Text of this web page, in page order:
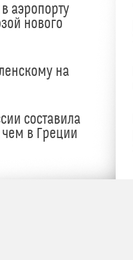
аэропорту
нового
на
составила
чем в Греции